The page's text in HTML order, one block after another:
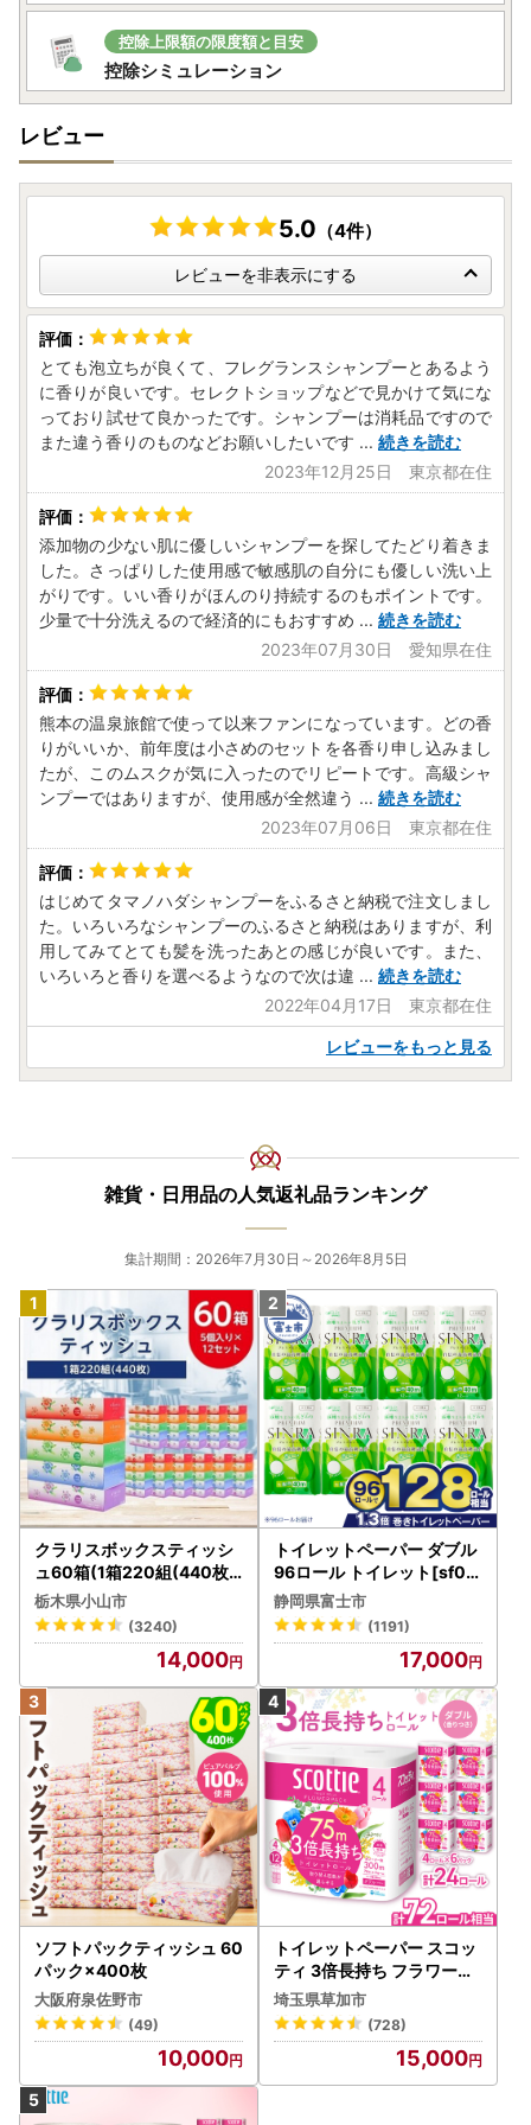
控除上限額の限度額と目安
控除シミュレーション
レビュー
5.0 （4件）
レビューを非表示にする
とても泡立ちが良くて、フレグランスシャンプーとあるよう
に香りが良いです。セレクトショップなどで見かけて気にな
っており試せて良かったです。シャンプーは消耗品ですので
また違う香りのものなどお願いしたいです ... 続きを読む
2023年12月25日 東京都在住
添加物の少ない肌に優しいシャンプーを探してたどり着きま
した。さっぱりした使用感で敏感肌の自分にも優しい洗い上
がりです。いい香りがほんのり持続するのもポイントです。
少量で十分洗えるので経済的にもおすすめ ... 続きを読む
2023年07月30日 愛知県在住
熊本の温泉旅館で使って以来ファンになっています。どの香
りがいいか、前年度は小さめのセットを各香り申し込みまし
たが、このムスクが気に入ったのでリピートです。高級シャ
ンプーではありますが、使用感が全然違う ... 続きを読む
2023年07月06日 東京都在住
はじめてタマノハダシャンプーをふるさと納税で注文しまし
た。いろいろなシャンプーのふるさと納税はありますが、利
用してみてとても髪を洗ったあとの感じが良いです。また、
いろいろと香りを選べるようなので次は違 ... 続きを読む
2022年04月17日 東京都在住
レビューをもっと見る
雑貨・日用品の人気返礼品ランキング
集計期間：2026年7月30日～2026年8月5日
クラリスボックスティッシ
ュ60箱(1箱220組(440枚))
(5個入り×12セット)【配送
不可地域：離島・沖縄県】
【1256759】
栃木県小山市
(3240)
14,000
トイレットペーパー ダブル
96ロール トイレット[sf00
1-012]
静岡県富士市
(1191)
17,000
ソフトパックティッシュ 60
パック×400枚
大阪府泉佐野市
(49)
10,000
トイレットペーパー スコッ
ティ 3倍長持ち フラワーパ
ック 4ロール×6P
埼玉県草加市
(728)
15,000